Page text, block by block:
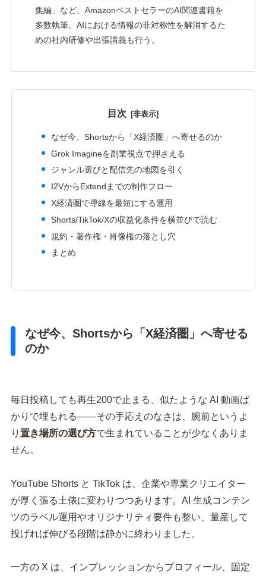
集編」など、AmazonベストセラーのAI関連書籍を
多数執筆。AIにおける情報の非対称性を解消するた
めの社内研修や出張講義も行う。
目次
なぜ今、Shortsから「X経済圏」へ寄せるのか
Grok Imagineを副業視点で押さえる
ジャンル選びと配信先の地図を引く
I2VからExtendまでの制作フロー
X経済圏で導線を最短にする運用
Shorts/TikTok/Xの収益化条件を横並びで読む
規約・著作権・肖像権の落とし穴
まとめ
なぜ今、Shortsから「X経済圏」へ寄せる
のか
毎日投稿しても再生200で止まる、似たような AI 動画ば
かりで埋もれる――その手応えのなさは、腕前というよ
り置き場所の選び方で生まれていることが少なくありま
せん。
YouTube Shorts と TikTok は、企業や専業クリエイター
が厚く張る土俵に変わりつつあります。AI 生成コンテン
ツのラベル運用やオリジナリティ要件も整い、量産して
投げれば伸びる段階は静かに終わりました。
一方の X は、インプレッションからプロフィール、固定